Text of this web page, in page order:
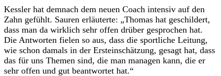
Kessler hat demnach dem neuen Coach intensiv auf den
Zahn gefühlt. Sauren erläuterte: „Thomas hat geschildert,
dass man da wirklich sehr offen drüber gesprochen hat.
Die Antworten fielen so aus, dass die sportliche Leitung,
wie schon damals in der Ersteinschätzung, gesagt hat, dass
das für uns Themen sind, die man managen kann, die er
sehr offen und gut beantwortet hat.“